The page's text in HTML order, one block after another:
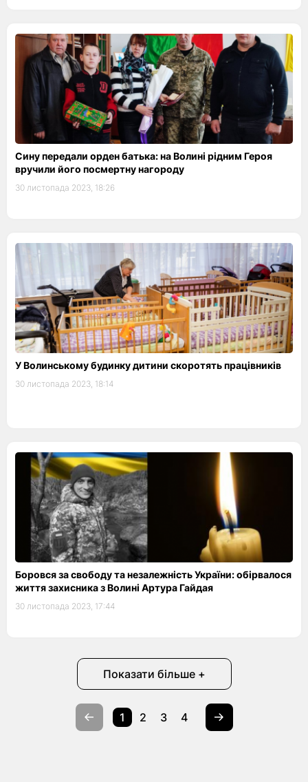
Сину передали орден батька: на Волині рідним Героя
вручили його посмертну нагороду
30 листопада 2023, 18:26
У Волинському будинку дитини скоротять працівників
30 листопада 2023, 18:14
Боровся за свободу та незалежність України: обірвалося
життя захисника з Волині Артура Гайдая
30 листопада 2023, 17:44
Показати більше +
1 2 3 4